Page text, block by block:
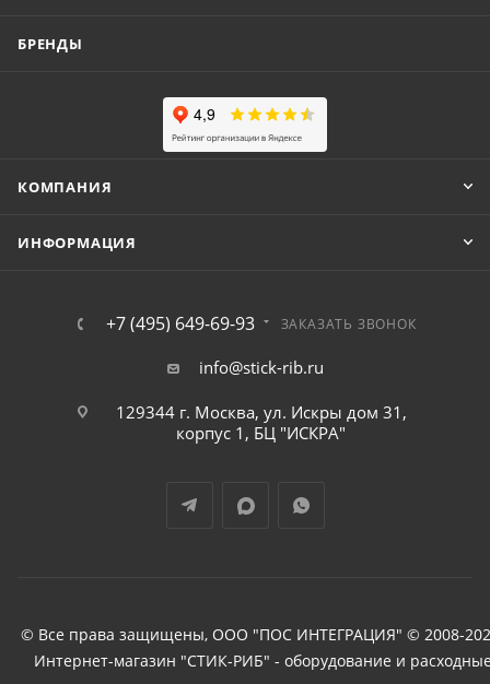
БРЕНДЫ
КОМПАНИЯ
ИНФОРМАЦИЯ
+7 (495) 649-69-93 ЗАКАЗАТЬ ЗВОНОК
info@stick-rib.ru
129344 г. Москва, ул. Искры дом 31,
корпус 1, БЦ "ИСКРА"
© Все права защищены, ООО "ПОС ИНТЕГРАЦИЯ" © 2008-
Интернет-магазин "СТИК-РИБ" - оборудование и